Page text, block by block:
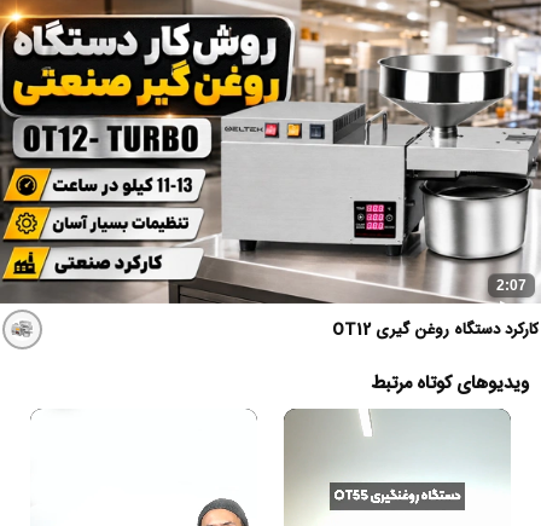
2:07
کارکرد دستگاه روغن گیری OT12
ویدیوهای کوتاه مرتبط